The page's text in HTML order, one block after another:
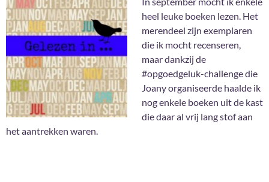
heel leuke boeken lezen. Het
merendeel zijn exemplaren
die ik mocht recenseren,
maar dankzij de
#opgoedgeluk-challenge die
Joany organiseerde haalde ik
nog enkele boeken uit de kast
die daar al vrij lang stof aan
het aantrekken waren.